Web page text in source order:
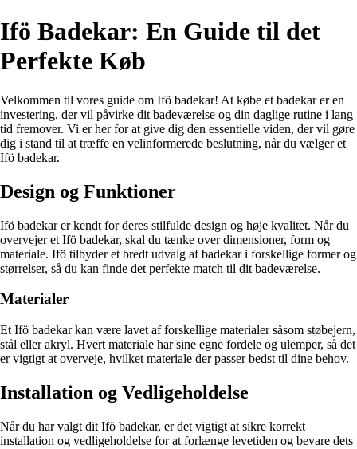
Ifö Badekar: En Guide til det
Perfekte Køb
Velkommen til vores guide om Ifö badekar! At købe et badekar er en
investering, der vil påvirke dit badeværelse og din daglige rutine i lang
tid fremover. Vi er her for at give dig den essentielle viden, der vil gøre
dig i stand til at træffe en velinformerede beslutning, når du vælger et
Ifö badekar.
Design og Funktioner
Ifö badekar er kendt for deres stilfulde design og høje kvalitet. Når du
overvejer et Ifö badekar, skal du tænke over dimensioner, form og
materiale. Ifö tilbyder et bredt udvalg af badekar i forskellige former og
størrelser, så du kan finde det perfekte match til dit badeværelse.
Materialer
Et Ifö badekar kan være lavet af forskellige materialer såsom støbejern,
stål eller akryl. Hvert materiale har sine egne fordele og ulemper, så det
er vigtigt at overveje, hvilket materiale der passer bedst til dine behov.
Installation og Vedligeholdelse
Når du har valgt dit Ifö badekar, er det vigtigt at sikre korrekt
installation og vedligeholdelse for at forlænge levetiden og bevare dets